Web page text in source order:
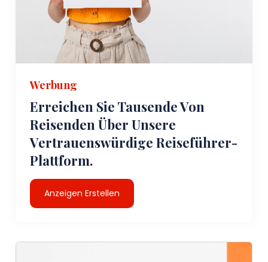
Werbung
Erreichen Sie Tausende Von
Reisenden Über Unsere
Vertrauenswürdige Reiseführer-
Plattform.
Anzeigen Erstellen